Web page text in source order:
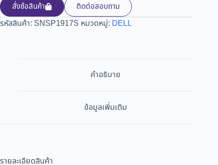
สั่งซ้อสินค้า ติดต่อสอบถาม
รหัสสินค้า: SNSP1917S หมวดหมู่: DELL
คำอธิบาย
ข้อมูลเพิ่มเติม
รายละเอียดสินค้า